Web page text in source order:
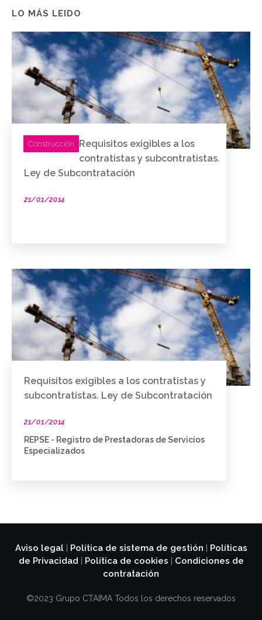
LO MÁS LEIDO
Construcción
Requisitos exigibles a los
contratistas y subcontratistas.
Ley de Subcontratación
21/01/2014
Requisitos exigibles a los contratistas y
subcontratistas. Ley de Subcontratación
21/01/2014
REPSE - Registro de Prestadoras de Servicios
Especializados
Aviso legal| Política de sistema de gestión
Políticas
de Privacidad
Política de cookies
Condiciones de
contratación
©2023 Grupo CTAIMA Todos los derechos reservados